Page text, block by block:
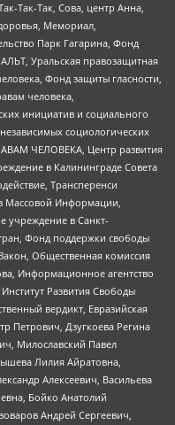
Так-Так, Сова, центр Анна,
Мемориал,
Парк Гагарина, Фонд
Уральская правозащитная
Фонд защиты гласности,
человека,
инициатив и социального
социологических
ЧЕЛОВЕКА, Центр развития
в Калининграде Совета
Трансперенси
Массовой Информации,
учреждение в Санкт-
Фонд поддержки свободы
Общественная комиссия
Информационное агентство
Развития Свободы
вердикт, Евразийская
Петрович, Дзугкоева Регина
Милославский Павел
Лилия Айратовна,
Алексеевич, Васильева
Бойко Анатолий
Андрей Сергеевич,